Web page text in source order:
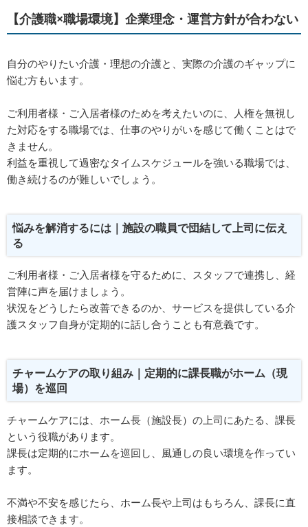
【介護職×職場環境】企業理念・運営方針が合わない
自分のやりたい介護・理想の介護と、実際の介護のギャップに
悩む方もいます。
ご利用者様・ご入居者様のためを考えたいのに、人権を無視し
た対応をする職場では、仕事のやりがいを感じて働くことはで
きません。
利益を重視して過密なタイムスケジュールを強いる職場では、
働き続けるのが難しいでしょう。
悩みを解消するには｜施設の職員で団結して上司に伝え
る
ご利用者様・ご入居者様を守るために、スタッフで連携し、経
営陣に声を届けましょう。
状況をどうしたら改善できるのか、サービスを提供している介
護スタッフ自身が定期的に話し合うことも有意義です。
チャームケアの取り組み｜定期的に課長職がホーム（現
場）を巡回
チャームケアには、ホーム長（施設長）の上司にあたる、課長
という役職があります。
課長は定期的にホームを巡回し、風通しの良い環境を作ってい
ます。
不満や不安を感じたら、ホーム長や上司はもちろん、課長に直
接相談できます。